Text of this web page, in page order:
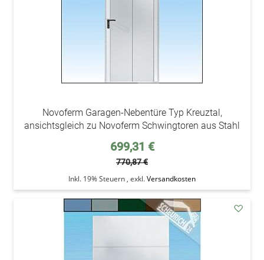
Novoferm Garagen-Nebentüre Typ Kreuztal,
ansichtsgleich zu Novoferm Schwingtoren aus Stahl
Sonderpreis
699,31 €
770,87 €
Inkl. 19% Steuern , exkl.Versandkosten